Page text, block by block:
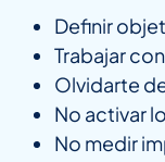
Definir
Trabajar
Olvidarte
No activar
No medir